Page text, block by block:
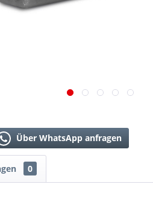
Über WhatsApp anfragen
0